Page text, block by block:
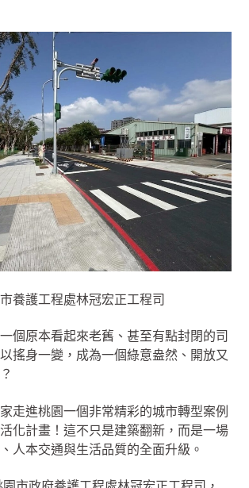
養護工程處林冠宏正工程司
個原本看起來老舊、甚至有點封閉的司
搖身一變，成為一個綠意盎然、開放又
走進桃園一個非常精彩的城市轉型案例
計畫！這不只是建築翻新，而是一場
人本交通與生活品質的全面升級。